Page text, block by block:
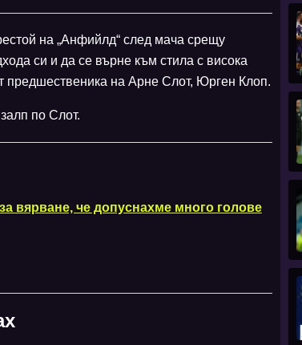
на „Анфийлд“ след мача срещу
си и да се върне към стила с висока
предшественика на Арне Слот, Юрген Клоп.
по Слот.
вярване, че допуснахме много голове